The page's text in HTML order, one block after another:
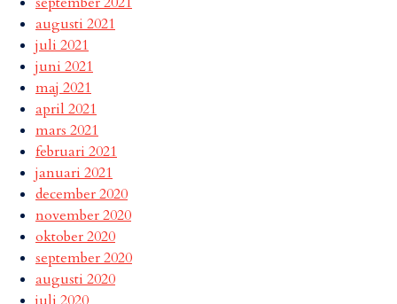
augusti 2021
juli 2021
juni 2021
maj 2021
april 2021
mars 2021
februari 2021
januari 2021
december 2020
november 2020
oktober 2020
september 2020
augusti 2020